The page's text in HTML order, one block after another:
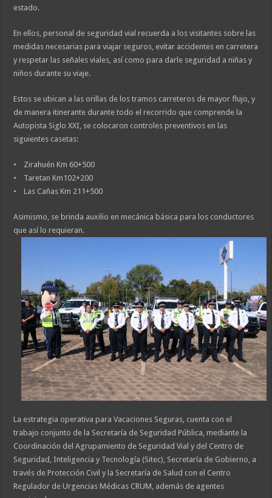
estado.
En ellos, personal de seguridad vial recuerda a los visitantes sobre las
medidas necesarias para viajar seguros, evitar accidentes en carretera
y respetar las señales viales, así como para darle seguridad a niñas y
niños durante su viaje.
Estos se ubican a las orillas de los tramos carreteros de mayor flujo, y
de manera itinerante durante todo el recorrido que comprende la
Autopista Siglo XXI, se colocaron controles preventivos en las
siguientes casetas:
• Zirahuén Km 60+500
• Taretan Km102+200
• Las Cañas Km 211+500
Asimismo, se brinda auxilio en mecánica básica para los conductores
que así lo requieran.
La estrategia operativa para Vacaciones Seguras, cuenta con el
trabajo conjunto de la Secretaría de Seguridad Pública, mediante la
Coordinación del Agrupamiento de Seguridad Vial y del Centro de
Seguridad, Inteligencia y Tecnología (Sitec), Secretaría de Gobierno, a
través de Protección Civil y la Secretaría de Salud con el Centro
Regulador de Urgencias Médicas CRUM, además de agentes